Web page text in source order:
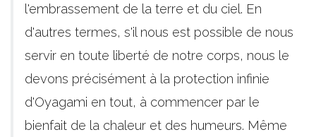
l'embrassement de la terre et du ciel. En
d'autres termes, s'il nous est possible de nous
servir en toute liberté de notre corps, nous le
devons précisément à la protection infinie
d'Oyagami en tout, à commencer par le
bienfait de la chaleur et des humeurs. Même